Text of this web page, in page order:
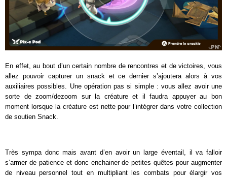
En effet, au bout d’un certain nombre de rencontres et de victoires, vous
allez pouvoir capturer un snack et ce dernier s’ajoutera alors à vos
auxiliaires possibles. Une opération pas si simple : vous allez avoir une
sorte de zoom/dezoom sur la créature et il faudra appuyer au bon
moment lorsque la créature est nette pour l’intégrer dans votre collection
de soutien Snack.
Très sympa donc mais avant d’en avoir un large éventail, il va falloir
s’armer de patience et donc enchainer de petites quêtes pour augmenter
de niveau personnel tout en multipliant les combats pour élargir vos